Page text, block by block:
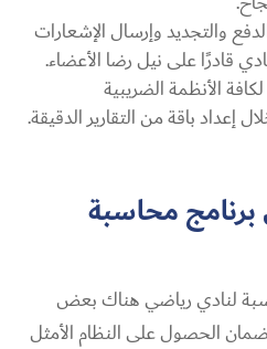
والتجديد وإرسال الإشعارات
قادرًا على نيل رضا الأعضاء.
الأنظمة الضريبية
إعداد باقة من التقارير الدقيقة.
برنامج محاسبة
لنادي رياضي​ هناك بعض
الحصول على النظام الأمثل